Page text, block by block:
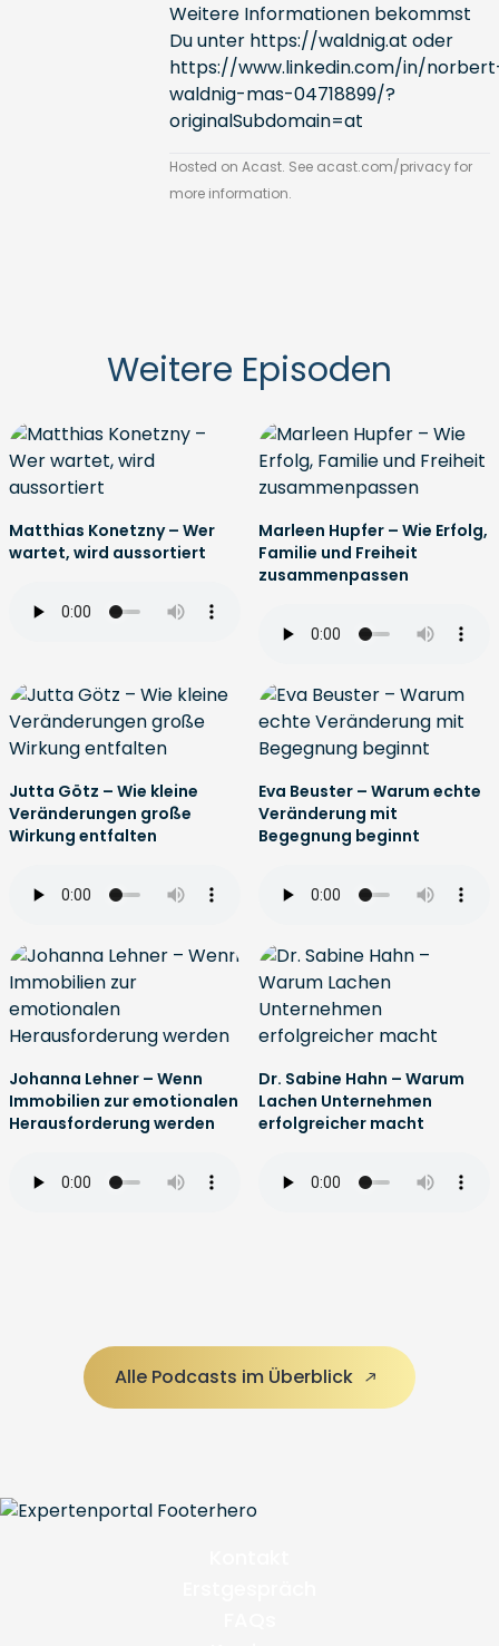
Weitere Informationen bekommst
Du unter https://waldnig.at oder
https://www.linkedin.com/in/
waldnig-mas-04718899/?
originalSubdomain=at
Hosted on Acast. See acast.com/privacyfor
more information.
Weitere Episoden
Matthias Konetzny – Wer
wartet, wird aussortiert
Marleen Hupfer – Wie Erfolg,
Familie und Freiheit
zusammenpassen
Jutta Götz – Wie kleine
Veränderungen große
Wirkung entfalten
Eva Beuster – Warum echte
Veränderung mit
Begegnung beginnt
Johanna Lehner – Wenn
Immobilien zur emotionalen
Herausforderung werden
Dr. Sabine Hahn – Warum
Lachen Unternehmen
erfolgreicher macht
Alle Podcasts im Überblick